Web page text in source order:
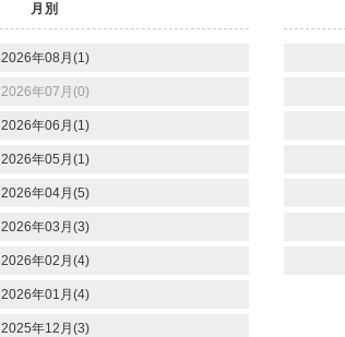
月別
2026年08月(1)
2026年07月(0)
2026年06月(1)
2026年05月(1)
2026年04月(5)
2026年03月(3)
2026年02月(4)
2026年01月(4)
2025年12月(3)